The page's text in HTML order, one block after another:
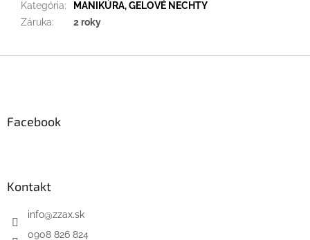
Kategória:
MANIKÚRA, GELOVÉ NECHTY
Záruka: 2 roky
Facebook
Kontakt
info@zzax.sk
0908 826 824